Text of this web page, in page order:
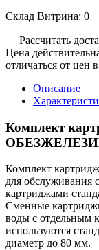
Склад Витрина: 0
Рассчитать
Цена
отличаться от цен
Описание
Комплект
Комплект
для
картриджами
Сменные
воды с отдельным
используются
диаметр до 80 мм.